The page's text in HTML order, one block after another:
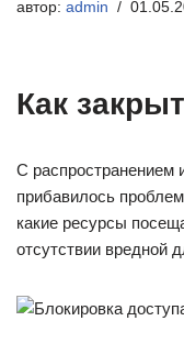
автор: admin
Как
С распространением
прибавилось
какие ресурсы
отсутствии вредной